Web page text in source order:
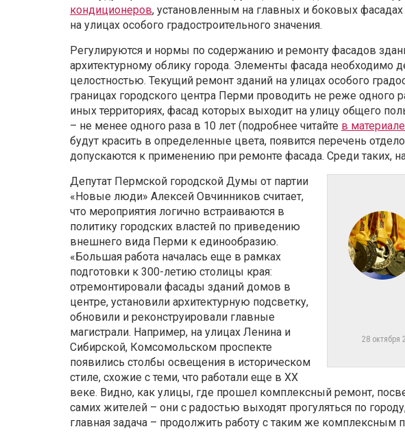
кондиционеров, установленным на главных и боковых
на улицах особого градостроительного значения.
Регулируются и нормы по содержанию и ремонту фасадов
архитектурному облику города. Элементы фасада необходимо
целостностью. Текущий ремонт зданий на улицах особого
границах городского центра Перми проводить не реже одного
иных территориях, фасад которых выходит на улицу общего
– не менее одного раза в 10 лет (подробнее читайте в
будут красить в определенные цвета, появится перечень
допускаются к применению при ремонте фасада. Среди таких,
28 октября
Депутат Пермской городской Думы от партии
«Новые люди» Алексей Овчинников считает,
что мероприятия логично встраиваются в
политику городских властей по приведению
внешнего вида Перми к единообразию.
«Большая работа началась еще в рамках
подготовки к 300-летию столицы края:
отремонтировали фасады зданий домов в
центре, установили архитектурную подсветку,
обновили и реконструировали главные
магистрали. Например, на улицах Ленина и
Сибирской, Комсомольском проспекте
появились столбы освещения в историческом
стиле, схожие с теми, что работали еще в ХХ
веке. Видно, как улицы, где прошел комплексный ремонт,
самих жителей – они с радостью выходят прогуляться по
главная задача – продолжить работу с таким же комплексным